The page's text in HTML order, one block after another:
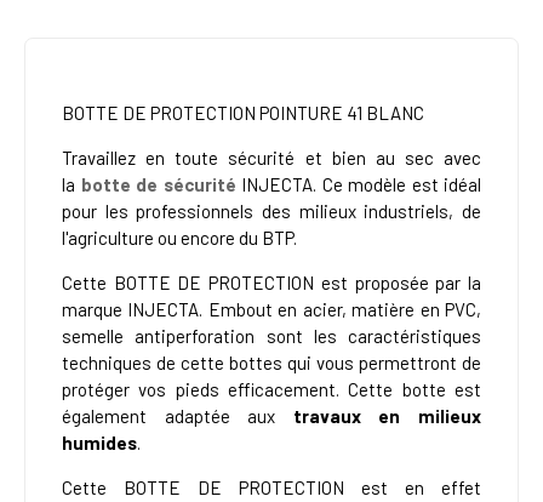
BOTTE DE PROTECTION POINTURE 41 BLANC
Travaillez en toute sécurité et bien au sec avec
la botte de sécurité INJECTA. Ce modèle est idéal
pour les professionnels des milieux industriels, de
l'agriculture ou encore du BTP.
Cette BOTTE DE PROTECTION est proposée par la
marque INJECTA. Embout en acier, matière en PVC,
semelle antiperforation sont les caractéristiques
techniques de cette bottes qui vous permettront de
protéger vos pieds efficacement. Cette botte est
également adaptée aux travaux en milieux
humides.
Cette BOTTE DE PROTECTION est en effet